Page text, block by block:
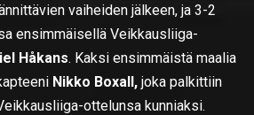
vaiheiden jälkeen, ja 3-2
ensimmäisellä Veikkausliiga-
Håkans. Kaksi ensimmäistä maalia
Nikko Boxall, joka palkittiin
ottelunsa kunniaksi.